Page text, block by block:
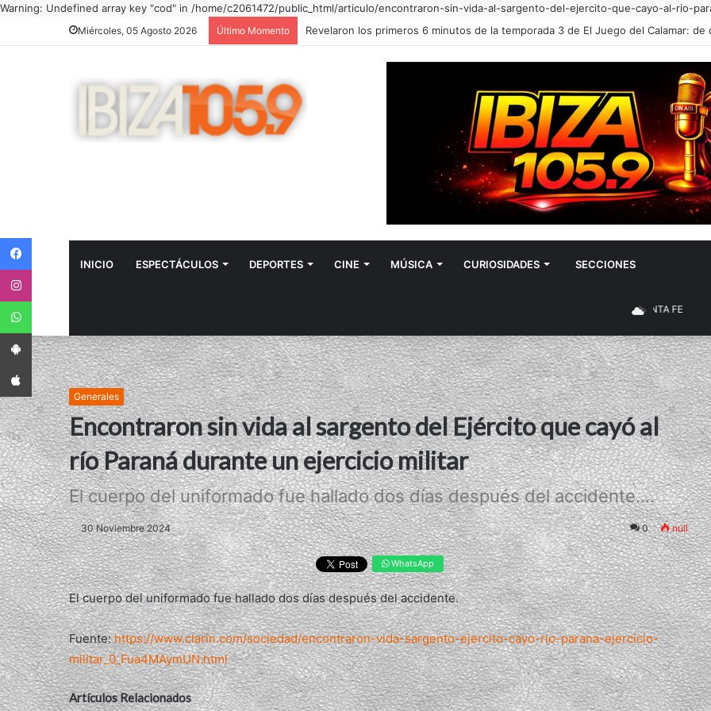
Warning: Undefined array key "cod" in /home/c2061472/public_html/articulo/encontraron-sin-vida-al-sargento-del-ejercito-que-cayo-al-rio-
Miércoles, 05 Agosto 2026 Último Momento
INICIO ESPECTÁCULOS DEPORTES CINE MÚSICA CURIOSIDADES SECCIONES
Generales
Encontraron sin vida al sargento del Ejército que cayó al
río Paraná durante un ejercicio militar
El cuerpo del uniformado fue hallado dos días después del accidente....
30 Noviembre 2024 0 null
WhatsApp
El cuerpo del uniformado fue hallado dos días después del accidente.
Fuente:https://www.clarin.com/sociedad/encontraron-vida-sargento-ejercito-cayo-rio-parana-ejercicio-
militar_0_Fua4MAymUN.html
Artículos Relacionados
Facebook
App Android
App iPhone